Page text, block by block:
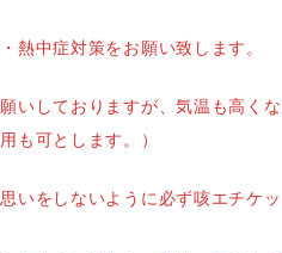
熱中症対策をお願い致します。
いしておりますが、気温も高く
のの使用も可とし
いをしないように必ず咳エチケ